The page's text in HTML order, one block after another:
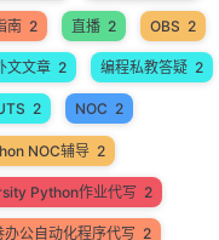
南 2 直播 2 OBS 2
文文章 2 编程私教答疑 2
2 NOC 2
NOC辅导 2
Python作业代写 2
办公自动化程序代写 2